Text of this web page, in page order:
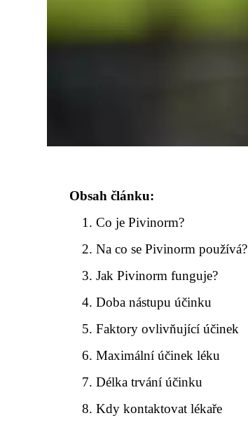
Obsah článku:
Co je Pivinorm?
Na co se Pivinorm používá?
Jak Pivinorm funguje?
Doba nástupu účinku
Faktory ovlivňující účinek
Maximální účinek léku
Délka trvání účinku
Kdy kontaktovat lékaře